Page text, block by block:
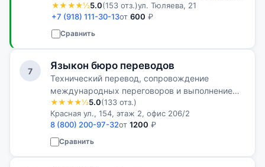
офисе. Апостиль. 10–20 минут на стандартный
документ.
★★★★½5.0(153 отз.)ул. Тюляева, 21
+7 (918) 111-30-13от 600 ₽
Сравнить
7 Языкон бюро переводов
Технический перевод, сопровождение
международных переговоров и выполнение
крупных проектов на нескольких иностранных
языках — эту работу много лет выполняет
многоязычная команда бюро переводов
ЯЗЫКОН.…
★★★★½5.0(133 отз.)
Красная ул., 154, этаж 2, офис 206/2
8 (800) 200-97-32от 1200 ₽
Сравнить